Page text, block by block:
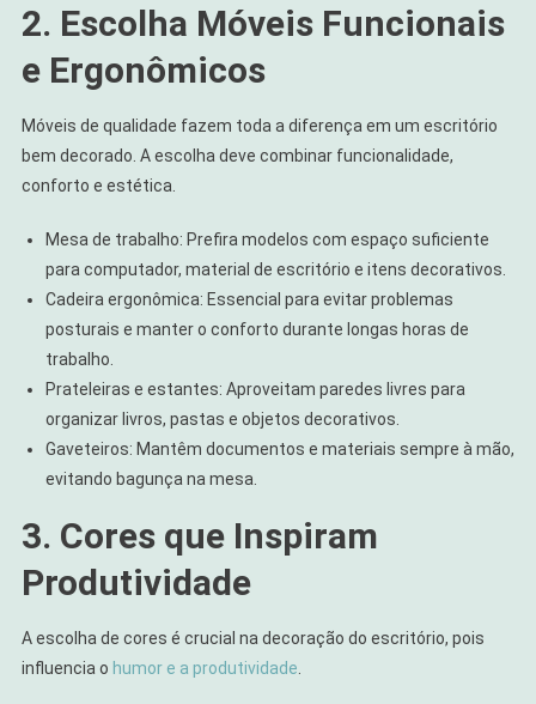
2. Escolha Móveis Funcionais
e Ergonômicos
Móveis de qualidade fazem toda a diferença em um escritório
bem decorado. A escolha deve combinar funcionalidade,
conforto e estética.
Mesa de trabalho: Prefira modelos com espaço suficiente
para computador, material de escritório e itens decorativos.
Cadeira ergonômica: Essencial para evitar problemas
posturais e manter o conforto durante longas horas de
trabalho.
Prateleiras e estantes: Aproveitam paredes livres para
organizar livros, pastas e objetos decorativos.
Gaveteiros: Mantêm documentos e materiais sempre à mão,
evitando bagunça na mesa.
3. Cores que Inspiram
Produtividade
A escolha de cores é crucial na decoração do escritório, pois
influencia o humor e a produtividade